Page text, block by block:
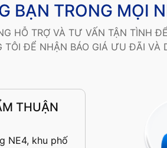
BẠN TRONG MỌI
HỖ TRỢ VÀ TƯ VẤN TẬN TÌNH
TÔI ĐỂ NHẬN BÁO GIÁ ƯU ĐÃI VÀ
THUẬN
NE4, khu phố